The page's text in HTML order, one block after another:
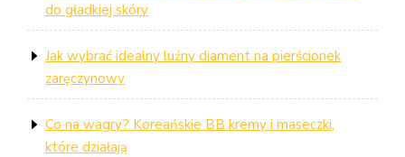
do gładkiej skóry
Jak wybrać idealny luźny diament na pierścionek
zaręczynowy
Co na wagry? Koreańskie BB kremy i maseczki,
które działają